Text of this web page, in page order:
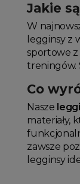
Jakie
W
legginsy z
sportowe
treningów.
Co
Nasze
materiały,
zawsze
legginsy